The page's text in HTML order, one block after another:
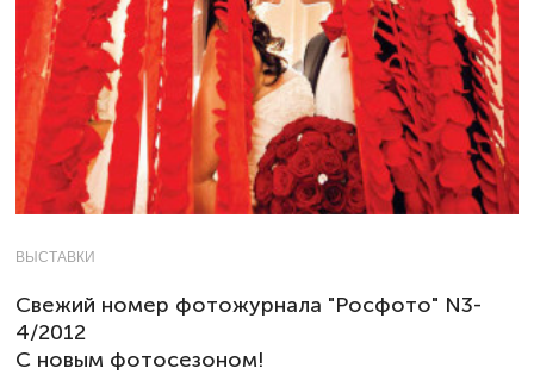
ВЫСТАВКИ
Свежий номер фотожурнала "Росфото" N3-
4/2012
С новым фотосезоном!